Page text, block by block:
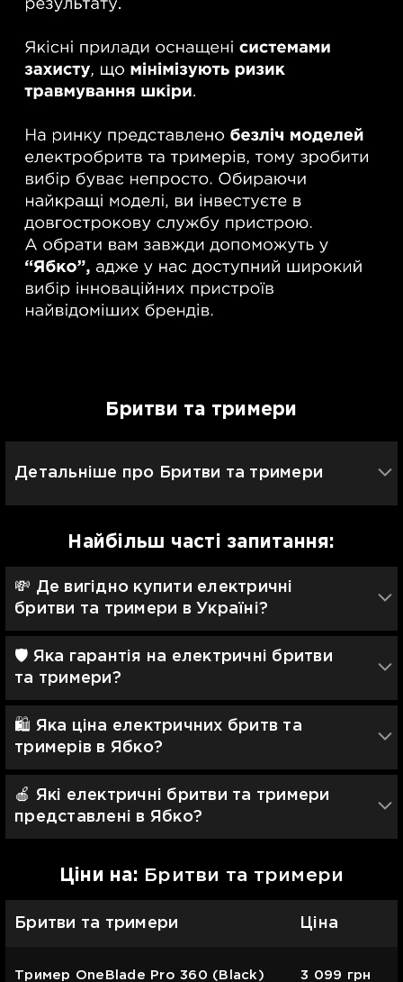
Бритви та тримери
Детальніше про Бритви та тримери
Найбільш часті запитання:
💸 Де вигідно купити електричні
бритви та тримери в Україні?
🛡 Яка гарантія на електричні бритви
та тримери?
🛍️ Яка ціна електричних бритв та
тримерів в Ябко?
🍎 Які електричні бритви та тримери
представлені в Ябко?
Цiни на: Бритви та тримери
Бритви та тримери Ціна
Тример OneBlade Pro 360 (Black) 3 099 грн